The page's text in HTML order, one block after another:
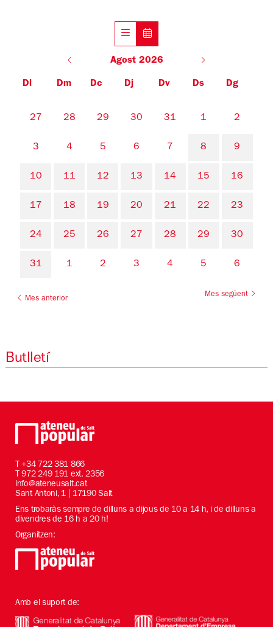
Agost 2026
Dl Dm Dc Dj Dv Ds Dg
No hi ha cap activitat aquest mes
27 28 29 30 31 1 2
3 4 5 6 7 8 9
10 11 12 13 14 15 16
17 18 19 20 21 22 23
24 25 26 27 28 29 30
31 1 2 3 4 5 6
Mes anterior
Mes següent
Butlletí
T+34 722 381 866
T 972 249 191 ext. 2356
info@ateneusalt.cat
Sant Antoni, 1 | 17190 Salt
Ens trobaràs sempre de dilluns a dijous de 10 a 14 h, i de dilluns a
divendres de 16 h a 20 h!
Organitzen:
Amb el suport de: